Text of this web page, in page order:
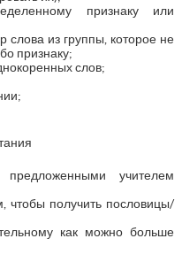
признаку или
слова из группы, которое не
признаку;
слов;
предложенными учителем
чтобы получить пословицы/
как можно больше